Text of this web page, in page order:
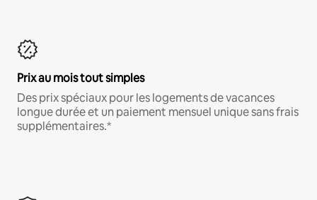
Prix au mois tout simples
Des prix spéciaux pour les logements de vacances
longue durée et un paiement mensuel unique sans frais
supplémentaires.*